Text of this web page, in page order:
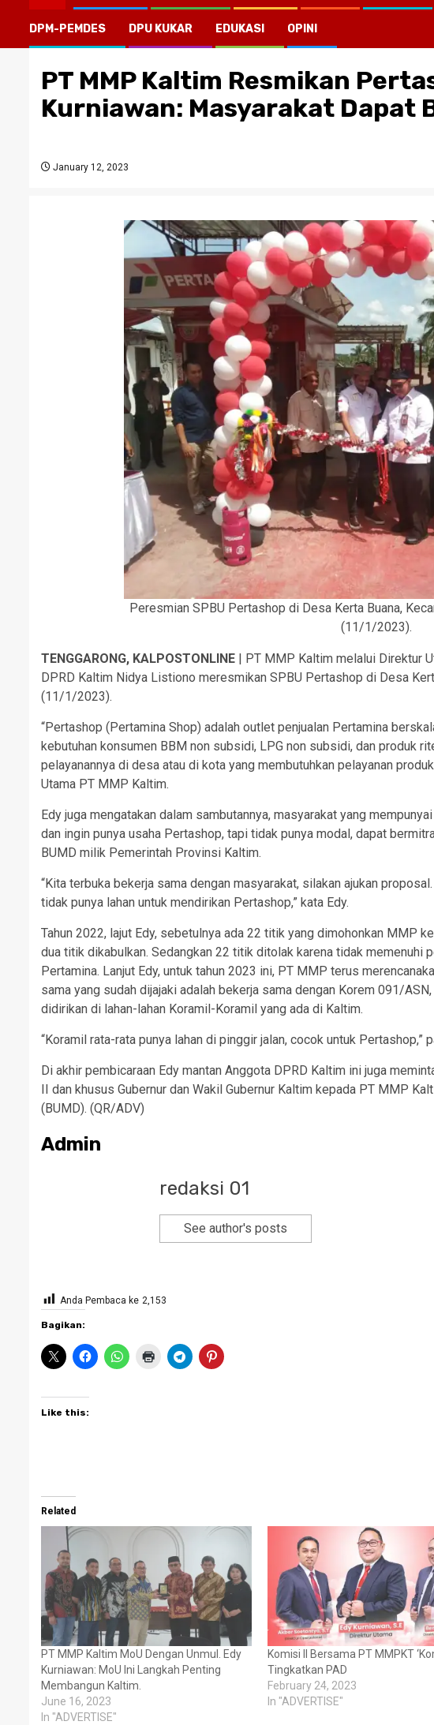
DPM-PEMDES DPU KUKAR EDUKASI OPINI
PT MMP Kaltim Resmikan
Kurniawan: Masyarakat Dapat
January 12, 2023
Peresmian SPBU Pertashop di Desa Kerta Buana,
(11/1/2023).
TENGGARONG, KALPOSTONLINE | PT MMP Kaltim melalui Direktur
DPRD Kaltim Nidya Listiono meresmikan SPBU Pertashop di Desa
(11/1/2023).
“Pertashop (Pertamina Shop) adalah outlet penjualan Pertamina
kebutuhan konsumen BBM non subsidi, LPG non subsidi, dan produk
pelayanannya di desa atau di kota yang membutuhkan pelayanan
Utama PT MMP Kaltim.
Edy juga mengatakan dalam sambutannya, masyarakat yang
dan ingin punya usaha Pertashop, tapi tidak punya modal, dapat
BUMD milik Pemerintah Provinsi Kaltim.
“Kita terbuka bekerja sama dengan masyarakat, silakan ajukan
tidak punya lahan untuk mendirikan Pertashop,” kata Edy.
Tahun 2022, lajut Edy, sebetulnya ada 22 titik yang dimohonkan MMP
dua titik dikabulkan. Sedangkan 22 titik ditolak karena tidak
Pertamina. Lanjut Edy, untuk tahun 2023 ini, PT MMP terus
sama yang sudah dijajaki adalah bekerja sama dengan Korem 091/
didirikan di lahan-lahan Koramil-Koramil yang ada di Kaltim.
“Koramil rata-rata punya lahan di pinggir jalan, cocok untuk Pertashop,”
Di akhir pembicaraan Edy mantan Anggota DPRD Kaltim ini juga
II dan khusus Gubernur dan Wakil Gubernur Kaltim kepada PT MMP
(BUMD). (QR/ADV)
Admin
redaksi 01
See author's posts
Anda Pembaca ke 2,153
Bagikan:
Like this:
Related
PT MMP Kaltim MoU Dengan Unmul. Edy
Kurniawan: MoU Ini Langkah Penting
Membangun Kaltim.
June 16, 2023
In "ADVERTISE"
Komisi II Bersama PT MMPKT
Tingkatkan PAD
February 24, 2023
In "ADVERTISE"